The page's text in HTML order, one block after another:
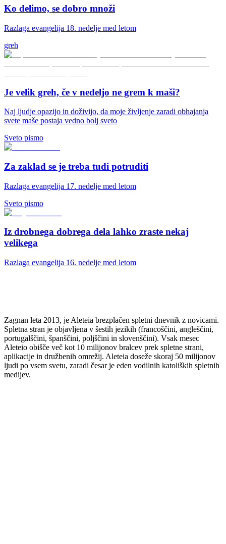
Ko delimo, se dobro množi
Razlaga evangelija 18. nedelje med letom
greh
Je velik greh, če v nedeljo ne grem k maši?
Naj ljudje opazijo in doživijo, da moje življenje zaradi obhajanja
svete maše postaja vedno bolj sveto
Sveto pismo
Za zaklad se je treba tudi potruditi
Razlaga evangelija 17. nedelje med letom
Sveto pismo
Iz drobnega dobrega dela lahko zraste nekaj
velikega
Razlaga evangelija 16. nedelje med letom
Zagnan leta 2013, je Aleteia brezplačen spletni dnevnik z novicami.
Spletna stran je objavljena v šestih jezikih (francoščini, angleščini,
portugalščini, španščini, poljščini in slovenščini). Vsak mesec
Aleteio obišče več kot 10 milijonov bralcev prek spletne strani,
aplikacije in družbenih omrežij. Aleteia doseže skoraj 50 milijonov
ljudi po vsem svetu, zaradi česar je eden vodilnih katoliških spletnih
medijev.